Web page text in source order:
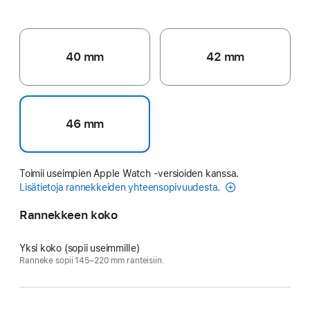
40 mm 42 mm
46 mm
Toimii useimpien Apple Watch ‑versioiden kanssa.
Lisätietoja rannekkeiden yhteensopivuudesta.
Rannekkeen koko
Yksi koko (sopii useimmille)
Ranneke sopii 145–220 mm ranteisiin.